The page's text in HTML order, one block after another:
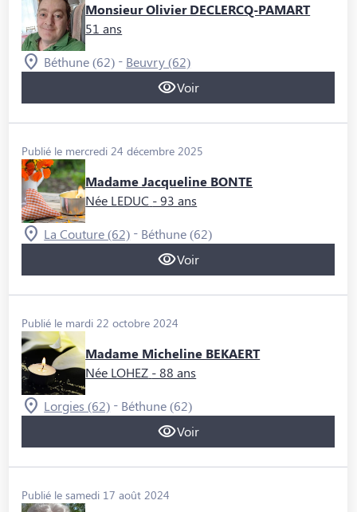
Monsieur Olivier DECLERCQ-PAMART
51 ans
Béthune (62) - Beuvry (62)
Voir
Publié le mercredi 24 décembre 2025
Madame Jacqueline BONTE
Née LEDUC - 93 ans
La Couture (62) - Béthune (62)
Voir
Publié le mardi 22 octobre 2024
Madame Micheline BEKAERT
Née LOHEZ - 88 ans
Lorgies (62) - Béthune (62)
Voir
Publié le samedi 17 août 2024